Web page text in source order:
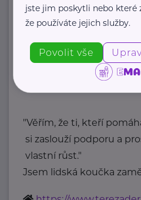
https://rodinnasit.cz/
Tereza Derkačová
"Věřím, že ti, kteří
si zaslouží podporu a
vlastní růst."
Jsem lidská koučka
jste jim poskytli nebo které
že používáte jejich služby.
Povolit vše